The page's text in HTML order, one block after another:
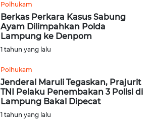
Polhukam
Berkas Perkara Kasus Sabung
Ayam Dilimpahkan Polda
Lampung ke Denpom
1 tahun yang lalu
Polhukam
Jenderal Maruli Tegaskan, Prajurit
TNI Pelaku Penembakan 3 Polisi di
Lampung Bakal Dipecat
1 tahun yang lalu